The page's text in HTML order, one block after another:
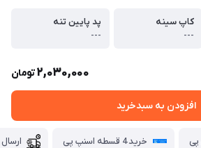
کاپ سینه
---
پد پایین تنه
---
2,030,000تومان
افزودن به سبدخرید
خرید 4 قسطه اسنپ پی